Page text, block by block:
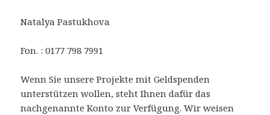
Natalya Pastukhova
Fon. : 0177 798 7991
Wenn Sie unsere Projekte mit Geldspenden
unterstützen wollen, steht Ihnen dafür das
nachgenannte Konto zur Verfügung. Wir weisen